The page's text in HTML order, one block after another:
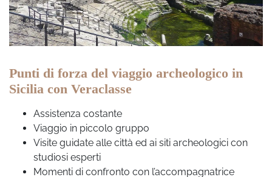
Punti di forza del viaggio archeologico in
Sicilia con Veraclasse
Assistenza costante
Viaggio in piccolo gruppo
Visite guidate alle città ed ai siti archeologici con
studiosi esperti
Momenti di confronto con l’accompagnatrice